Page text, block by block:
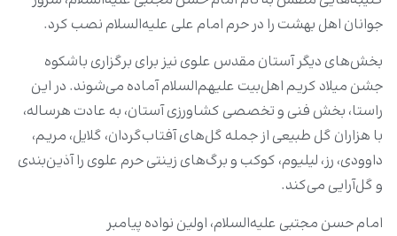
جوانان اهل بهشت را در حرم امام علی علیه‌السلام نصب کرد.
بخش‌های دیگر آستان مقدس علوی نیز برای برگزاری باشکوه
جشن میلاد کریم اهل‌بیت علیهم‌السلام آماده می‌شوند. در این
راستا، بخش فنی و تخصصی کشاورزی آستان، به عادت هرساله،
با هزاران گل طبیعی از جمله گل‌های آفتاب‌گردان، گلایل، مریم،
داوودی، رز، لیلیوم، کوکب و برگ‌های زینتی حرم علوی را آذین‌بندی
و گل‌آرایی می‌کند.
امام حسن مجتبی علیه‌السلام، اولین نواده پیامبر